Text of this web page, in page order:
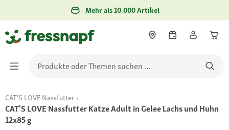
Mehr als 10.000 Artikel
CAT'S LOVE Nassfutter
CAT'S LOVE Nassfutter Katze Adult in Gelee Lachs und Huhn
12x85 g